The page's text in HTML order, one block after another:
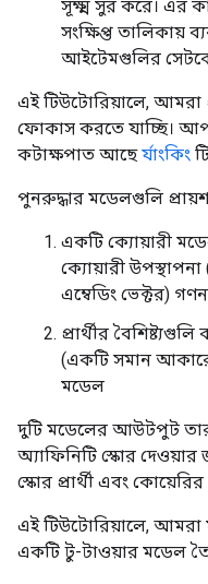
সূক্ষ্ম সুর করে। এর
সংক্ষিপ্ত তালিকায়
আইটেমগুলির
এই টিউটোরিয়ালে, আমরা
ফোকাস করতে যাচ্ছি।
কটাক্ষপাত আছের্যাংকিং
পুনরুদ্ধার মডেলগুলি
একটি ক্যোয়ারী
ক্যোয়ারী উপস্থাপনা
এম্বেডিং ভেক্টর)
প্রার্থীর বৈশিষ্ট্যগুলি
(একটি সমান
মডেল
দুটি মডেলের আউটপুট
অ্যাফিনিটি স্কোর
স্কোর প্রার্থী এবং
এই টিউটোরিয়ালে, আমরা
একটি টু-টাওয়ার মডেল